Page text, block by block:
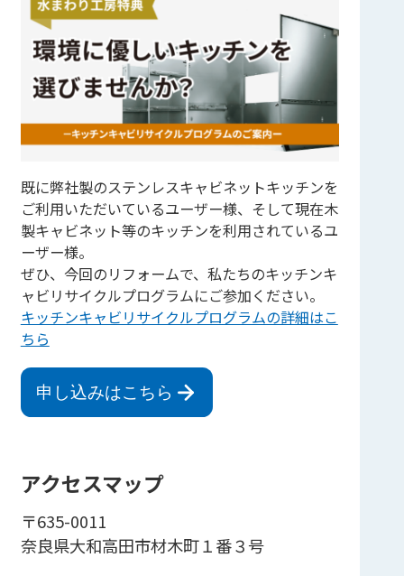
既に弊社製のステンレスキャビネットキッチンを
ご利用いただいているユーザー様、そして現在木
製キャビネット等のキッチンを利用されているユ
ーザー様。
ぜひ、今回のリフォームで、私たちのキッチンキ
ャビリサイクルプログラムにご参加ください。
キッチンキャビリサイクルプログラムの詳細はこ
ちら
申し込みはこちら
アクセスマップ
〒635-0011
奈良県大和高田市材木町１番３号